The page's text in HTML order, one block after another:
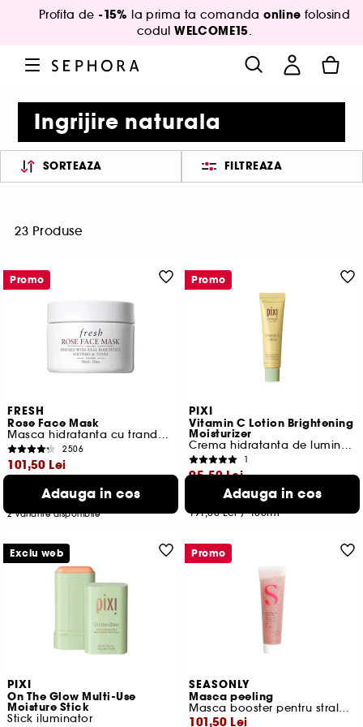
Profita de -15% la prima ta comandaonline folosind
codulWELCOME15.
Ingrijire naturala
SORTEAZA FILTREAZA
23 Produse
FRESH
Rose Face Mask
Masca hidratanta cu trandafir pentru fata
2506
101,50 Lei
Cel mai mic pret:145,00 Lei -30%
338,33 Lei /100ml
2 variante disponibile
Adauga in cos
Promo
PIXI
Vitamin C Lotion Brightening
Moisturizer
Crema hidratanta de luminozitate
1
95,50 Lei
Cel mai mic pret:160,00 Lei -40.3%
191,00 Lei /100ml
Adauga in cos
Promo
PIXI
On The Glow Multi-Use
Moisture Stick
Stick iluminator
Exclu web
SEASONLY
Masca peeling
Masca booster pentru stralucire
101,50 Lei
Promo